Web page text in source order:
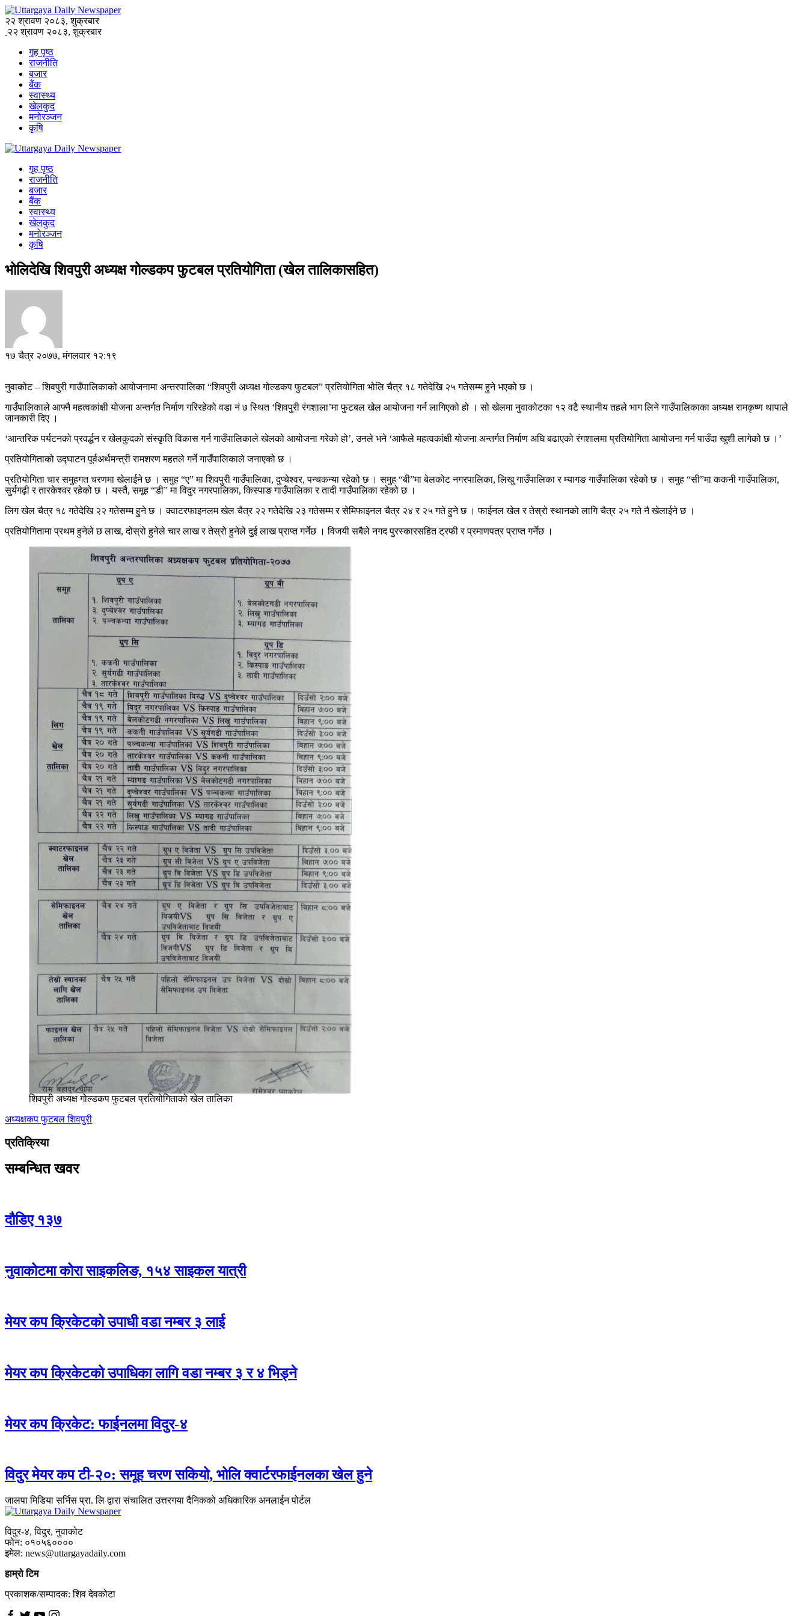
२२ श्रावण २०८३, शुक्रबार
२२ श्रावण २०८३, शुक्रबार
गृह पृष्ठ
राजनीति
बजार
बैंक
स्वास्थ्य
खेलकुद
मनोरञ्जन
कृषि
गृह पृष्ठ
राजनीति
बजार
बैंक
स्वास्थ्य
खेलकुद
मनोरञ्जन
कृषि
भोलिदेखि शिवपुरी अध्यक्ष गोल्डकप फुटबल प्रतियोगिता (खेल तालिकासहित)
१७ चैत्र २०७७, मंगलवार १२:१९
नुवाकोट – शिवपुरी गाउँपालिकाको आयोजनामा अन्तरपालिका “शिवपुरी अध्यक्ष गोल्डकप फुटबल” प्रतियोगिता भोलि चैत्र १८ गतेदेखि २५ गतेसम्म हुने भएको छ ।
गाउँपालिकाले आफ्नै महत्वकांक्षी योजना अन्तर्गत निर्माण गरिरहेको वडा नं ७ स्थित ‘शिवपुरी रंगशाला’मा फुटबल खेल आयोजना गर्न लागिएको हो । सो खेलमा नुवाकोटका १२ वटै स्थानीय तहले भाग लिने गाउँपालिकाका अध्यक्ष रामकृष्ण थापाले
जानकारी दिए ।
‘आन्तरिक पर्यटनको प्रवर्द्धन र खेलकुदको संस्कृति विकास गर्न गाउँपालिकाले खेलको आयोजना गरेको हो’, उनले भने ‘आफैले महत्वकांक्षी योजना अन्तर्गत निर्माण अघि बढाएको रंगशालमा प्रतियोगिता आयोजना गर्न पाउँदा खुशी लागेको छ ।’
प्रतियोगिताको उद्घाटन पूर्वअर्थमन्त्री रामशरण महतले गर्ने गाउँपालिकाले जनाएको छ ।
प्रतियोगिता चार समुहगत चरणमा खेलाईने छ । समुह “ए” मा शिवपुरी गाउँपालिका, दुप्चेश्वर, पन्चकन्या रहेको छ । समुह “बी”मा बेलकोट नगरपालिका, लिखु गाउँपालिका र म्यागङ गाउँपालिका रहेको छ । समुह “सी”मा ककनी गाउँपालिका,
सुर्यगढ़ी र तारकेश्वर रहेको छ । यस्तै, समूह “डी” मा विदुर नगरपालिका, किस्पाङ गाउँपालिका र तादी गाउँपालिका रहेको छ ।
लिग खेल चैत्र १८ गतेदेखि २२ गतेसम्म हुने छ । क्वाटरफाइनलम खेल चैत्र २२ गतेदेखि २३ गतेसम्म र सेमिफाइनल चैत्र २४ र २५ गते हुने छ । फाईनल खेल र तेस्रो स्थानको लागि चैत्र २५ गते नै खेलाईने छ ।
प्रतियोगितामा प्रथम हुनेले छ लाख, दोस्रो हुनेले चार लाख र तेस्रो हुनेले दुई लाख प्राप्त गर्नेछ । विजयी सबैले नगद पुरस्कारसहित ट्रफी र प्रमाणपत्र प्राप्त गर्नेछ ।
शिवपुरी अध्यक्ष गोल्डकप फुटबल प्रतियोगिताको खेल तालिका
अध्यक्षकपफुटबलशिवपुरी
प्रतिक्रिया
सम्बन्धित खवर
दौडिए १३७
नुवाकोटमा कोरा साइकलिङ, १५४ साइकल यात्री
मेयर कप क्रिकेटको उपाधी वडा नम्बर ३ लाई
मेयर कप क्रिकेटको उपाधिका लागि वडा नम्बर ३ र ४ भिड्ने
मेयर कप क्रिकेट: फाईनलमा विदुर-४
विदुर मेयर कप टी-२०: समूह चरण सकियो, भोलि क्वार्टरफाईनलका खेल हुने
जालपा मिडिया सर्भिस प्रा. लि द्वारा संचालित उत्तरगया दैनिकको अधिकारिक अनलाईन पोर्टल
विदुर-४, विदुर, नुवाकोट
फोन: ०१०५६००००
इमेल: news@uttargayadaily.com
हाम्रो टिम
प्रकाशक/सम्पादक: शिव देवकोटा